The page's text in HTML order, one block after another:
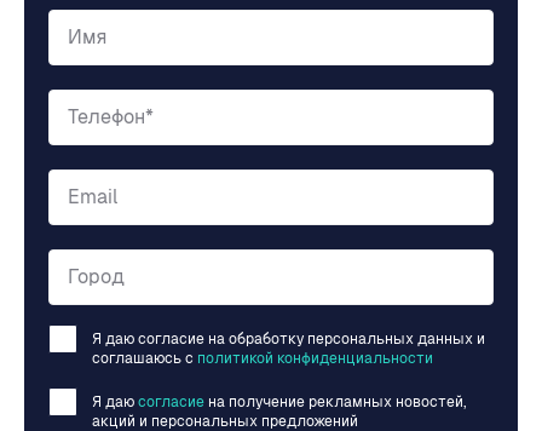
Имя
Телефон*
Email
Город
Я даю согласие на обработку персональных данных и
соглашаюсь c политикой конфиденциальности
Я даю согласие на получение рекламных новостей,
акций и персональных предложений